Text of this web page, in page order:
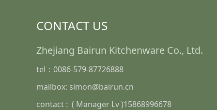
CONTACT US
Zhejiang Bairun Kitchenware Co., Ltd.
tel：0086-579-87726888
mailbox: simon@bairun.cn
contact : ( Manager Lv )15868996678